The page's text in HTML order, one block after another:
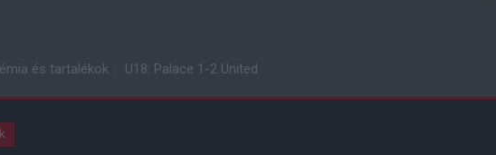
és tartalékok U18: Palace 1-2 United